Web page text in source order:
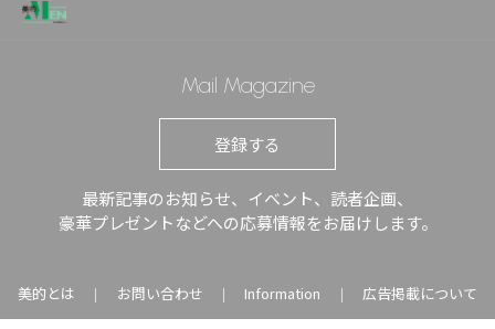
Mail Magazine
登録する
最新記事のお知らせ、イベント、読者企画、
豪華プレゼントなどへの応募情報をお届けします。
美的とは ｜ お問い合わせ ｜ Information ｜ 広告掲載について